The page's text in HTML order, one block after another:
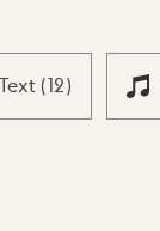
Text (12)